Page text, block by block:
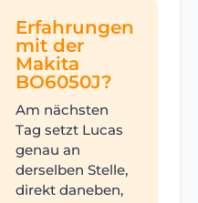
Erfahrungen
mit der
Makita
BO6050J?
Am nächsten
Tag setzt Lucas
genau an
derselben Stelle,
direkt daneben,